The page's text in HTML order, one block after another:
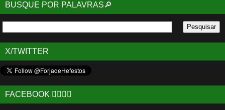
BUSQUE POR PALAVRAS🔎
X/TWITTER
FACEBOOK 🙋‍♂️🙋‍♀️